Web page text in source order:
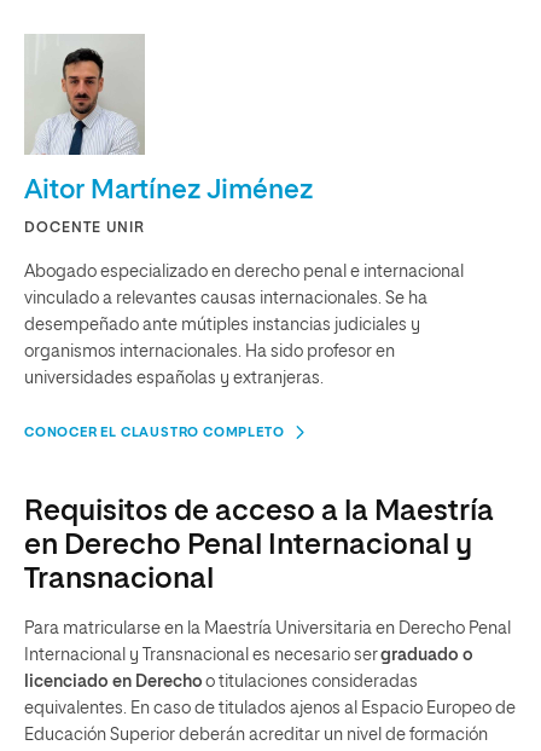
Aitor Martínez Jiménez
DOCENTE UNIR
Abogado especializado en derecho penal e internacional
vinculado a relevantes causas internacionales. Se ha
desempeñado ante mútiples instancias judiciales y
organismos internacionales. Ha sido profesor en
universidades españolas y extranjeras.
CONOCER EL CLAUSTRO COMPLETO
Requisitos de acceso a la Maestría
en Derecho Penal Internacional y
Transnacional
Para matricularse en la Maestría Universitaria en Derecho Penal
Internacional y Transnacional es necesario sergraduado o
licenciado en Derecho o titulaciones consideradas
equivalentes. En caso de titulados ajenos al Espacio Europeo de
Educación Superior deberán acreditar un nivel de formación